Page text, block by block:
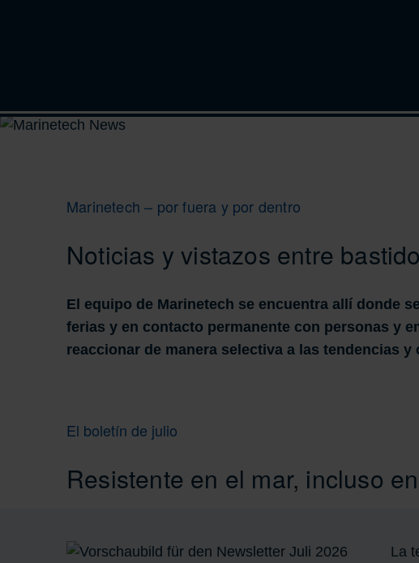
Marinetech – por fuera y por dentro
Noticias y vistazos entre
El equipo de Marinetech se encuentra allí donde
ferias y en contacto permanente con personas y
reaccionar de manera selectiva a las tendencias y
El boletín de julio
Resistente en el mar, incluso
La